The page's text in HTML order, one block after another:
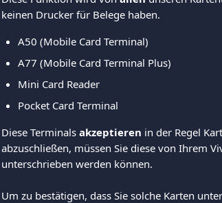
keinen Drucker für Belege haben.
Α50 (Mobile Card Terminal)
Α77 (Mobile Card Terminal Plus)
Mini Card Reader
Pocket Card Terminal
Diese Terminals akzeptieren in der Regel
abzuschließen, müssen Sie diese von Ihrem
unterschrieben werden können.
Um zu bestätigen, dass Sie solche Karten